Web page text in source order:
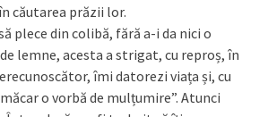
căutarea prăzii lor.
plece din colibă, fără a-i da nici o
lemne, acesta a strigat, cu reproș, în
îmi datorezi viața și, cu
o vorbă de mulțumire”. Atunci